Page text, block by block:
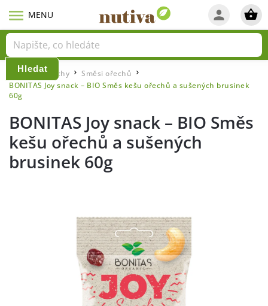
Hledat
Domů / Ořechy / Směsi ořechů /
BONITAS Joy snack – BIO Směs kešu ořechů a sušených brusinek
60g
BONITAS Joy snack – BIO Směs
kešu ořechů a sušených
brusinek 60g